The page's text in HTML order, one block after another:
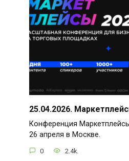
25.04.2026.
Конференция
26 апреля в Москве.
0 2.4k.